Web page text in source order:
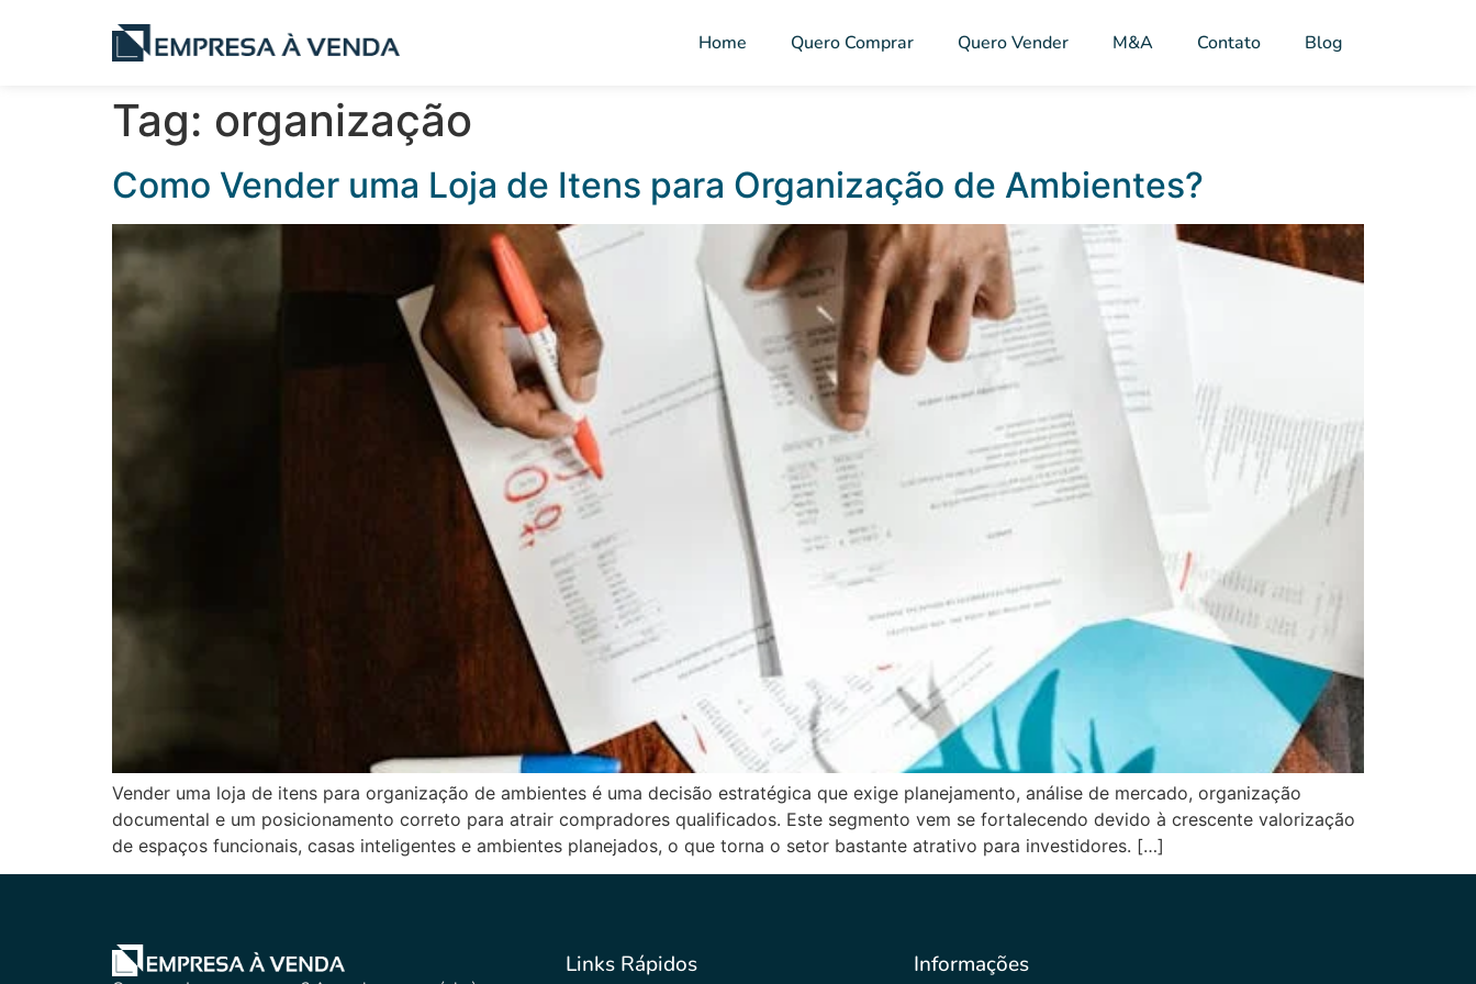
Home Quero Comprar Quero Vender M&A Contato Blog
Tag: organização
Como Vender uma Loja de Itens para Organização de Ambientes?
Vender uma loja de itens para organização de ambientes é uma decisão estratégica que exige planejamento, análise de mercado, organização
documental e um posicionamento correto para atrair compradores qualificados. Este segmento vem se fortalecendo devido à crescente valorização
de espaços funcionais, casas inteligentes e ambientes planejados, o que torna o setor bastante atrativo para investidores. […]
Links Rápidos Informações